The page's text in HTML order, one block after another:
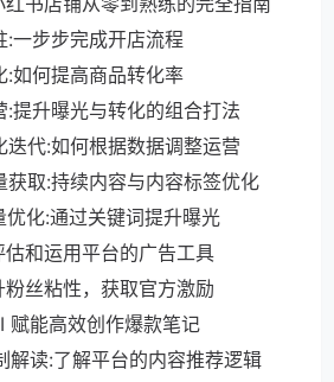
一步步完成开店流程
如何提高商品转化率
提升曝光与转化的组合打法
代:如何根据数据调整运营
取:持续内容与内容标签优化
化:通过关键词提升曝光
和运用平台的广告工具
丝粘性，获取官方激励
赋能高效创作爆款笔记
解读:了解平台的内容推荐逻辑